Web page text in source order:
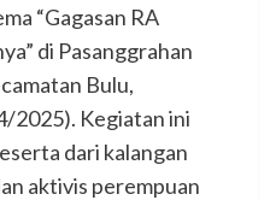
“Gagasan RA
di Pasanggrahan
Bulu,
2025). Kegiatan ini
dari kalangan
aktivis perempuan